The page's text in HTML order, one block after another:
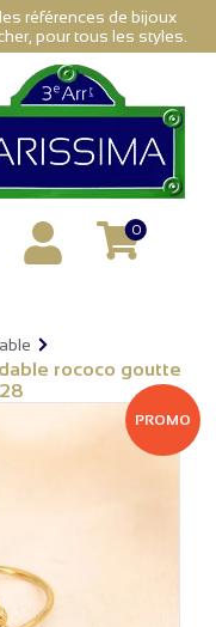
références de bijoux
pour tous les styles.
0
rococo goutte
PROMO